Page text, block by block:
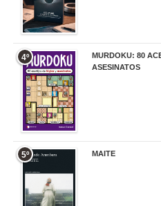
4º
MURDOKU: 80
ASESINATOS
5º MAITE